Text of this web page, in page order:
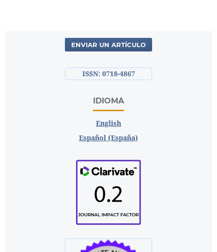
ENVIAR UN ARTÍCULO
ISSN: 0718-4867
IDIOMA
English
Español (España)